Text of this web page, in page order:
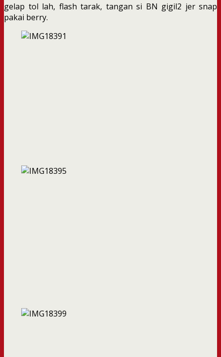
gelap tol lah, flash tarak, tangan si BN gigil2 jer snap
pakai berry.